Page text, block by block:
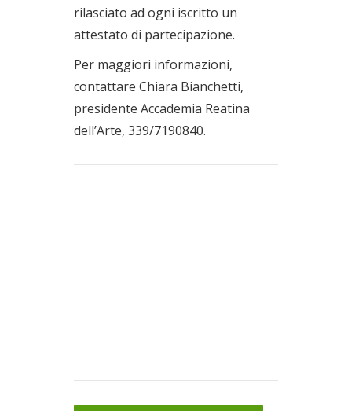
rilasciato ad ogni iscritto un
attestato di partecipazione.
Per maggiori informazioni,
contattare Chiara Bianchetti,
presidente Accademia Reatina
dell’Arte, 339/7190840.